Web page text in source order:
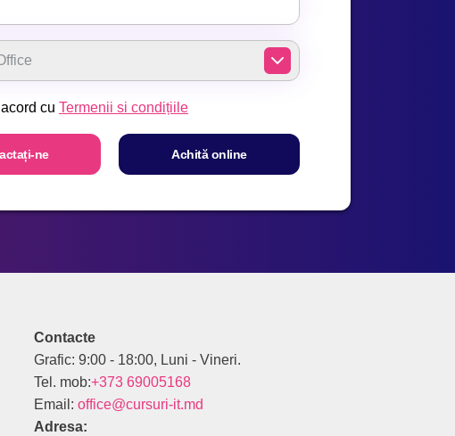
cu Termenii si condițiile
Aсhită online
Contacte
Grafic: 9:00 - 18:00, Luni - Vineri.
Tel. mob:+373 69005168
Email: office@cursuri-it.md
Adresa: